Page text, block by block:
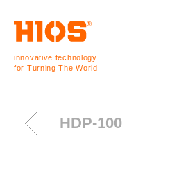
innovative technology
for Turning The World
HDP-100